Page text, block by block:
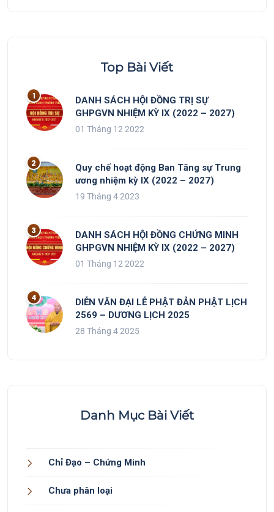
Top Bài Viết
DANH SÁCH HỘI ĐỒNG TRỊ SỰ
GHPGVN NHIỆM KỲ IX (2022 – 2027)
01 Tháng 12 2022
Quy chế hoạt động Ban Tăng sự Trung
ương nhiệm kỳ IX (2022 – 2027)
19 Tháng 4 2023
DANH SÁCH HỘI ĐỒNG CHỨNG MINH
GHPGVN NHIỆM KỲ IX (2022 – 2027)
01 Tháng 12 2022
DIỄN VĂN ĐẠI LỄ PHẬT ĐẢN PHẬT LỊCH
2569 – DƯƠNG LỊCH 2025
28 Tháng 4 2025
Danh Mục Bài Viết
Chỉ Đạo – Chứng Minh
Chưa phân loại